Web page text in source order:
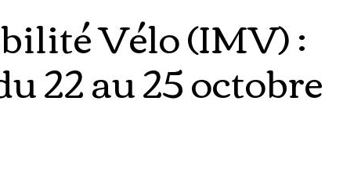
Vélo (IMV) :
22 au 25 octobre